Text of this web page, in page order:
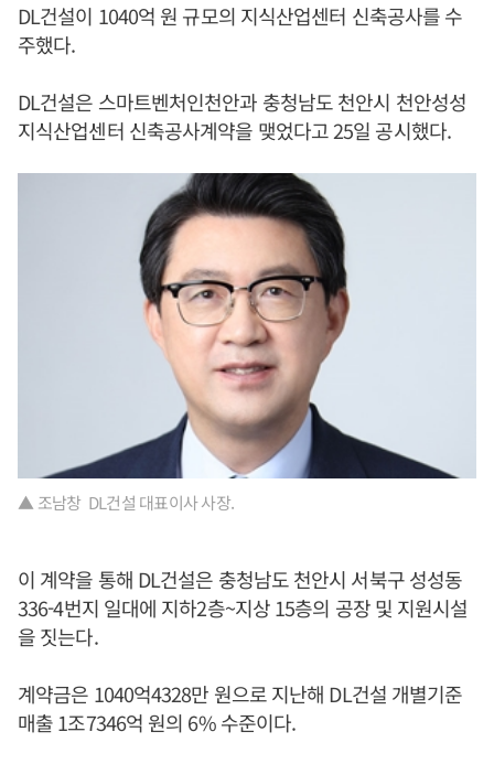
DL건설이 1040억 원 규모의 지식산업센터 신축공사를 수
주했다.
DL건설은 스마트벤처인천안과 충청남도 천안시 천안성성
지식산업센터 신축공사계약을 맺었다고 25일 공시했다.
▲ 조남창 DL건설 대표이사 사장.
이 계약을 통해 DL건설은 충청남도 천안시 서북구 성성동
336-4번지 일대에 지하2층~지상 15층의 공장 및 지원시설
을 짓는다.
계약금은 1040억4328만 원으로 지난해 DL건설 개별기준
매출 1조7346억 원의 6% 수준이다.